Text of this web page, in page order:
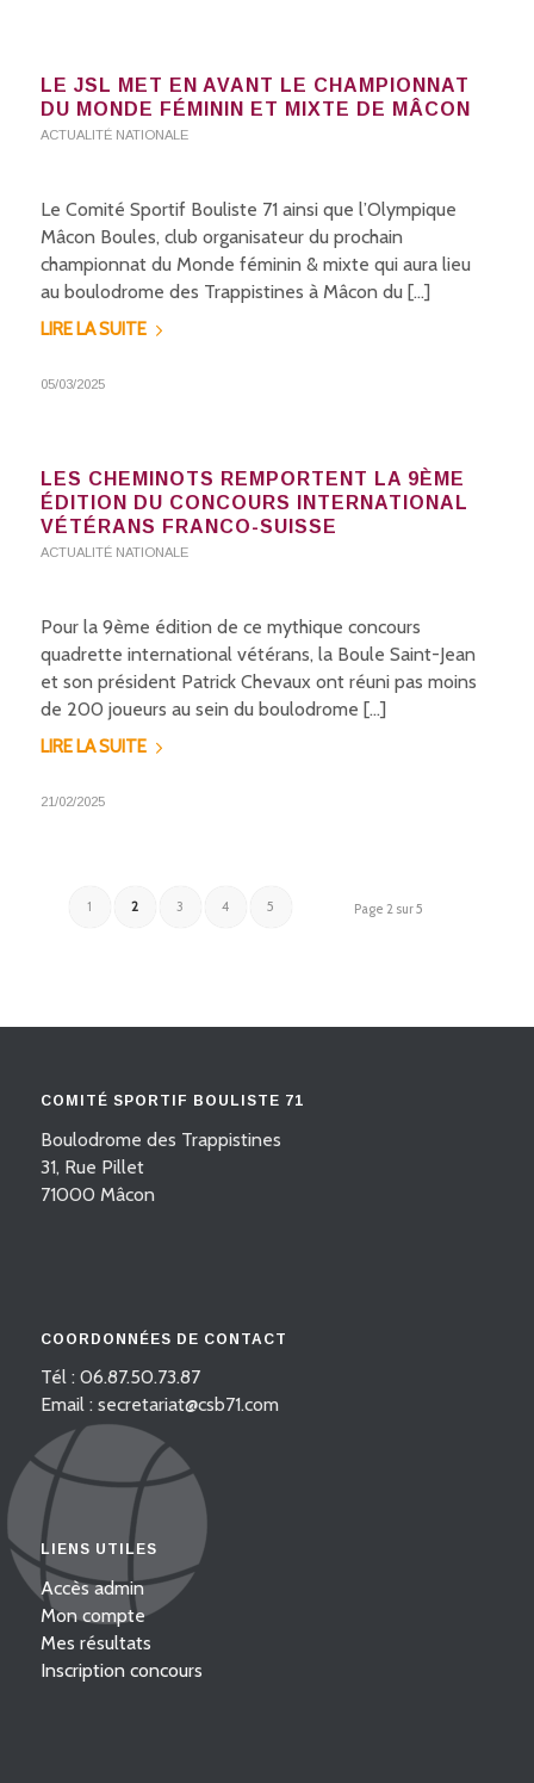
LE JSL MET EN AVANT LE CHAMPIONNAT
DU MONDE FÉMININ ET MIXTE DE MÂCON
ACTUALITÉ NATIONALE
Le Comité Sportif Bouliste 71 ainsi que l’Olympique
Mâcon Boules, club organisateur du prochain
championnat du Monde féminin & mixte qui aura lieu
au boulodrome des Trappistines à Mâcon du […]
LIRE LA SUITE
05/03/2025
LES CHEMINOTS REMPORTENT LA 9ÈME
ÉDITION DU CONCOURS INTERNATIONAL
VÉTÉRANS FRANCO-SUISSE
ACTUALITÉ NATIONALE
Pour la 9ème édition de ce mythique concours
quadrette international vétérans, la Boule Saint-Jean
et son président Patrick Chevaux ont réuni pas moins
de 200 joueurs au sein du boulodrome […]
LIRE LA SUITE
21/02/2025
Page 2 sur 5
1 2 3 4 5
COMITÉ SPORTIF BOULISTE 71
Boulodrome des Trappistines
31, Rue Pillet
71000 Mâcon
COORDONNÉES DE CONTACT
Tél : 06.87.50.73.87
Email : secretariat@csb71.com
LIENS UTILES
Accès admin
Mon compte
Mes résultats
Inscription concours